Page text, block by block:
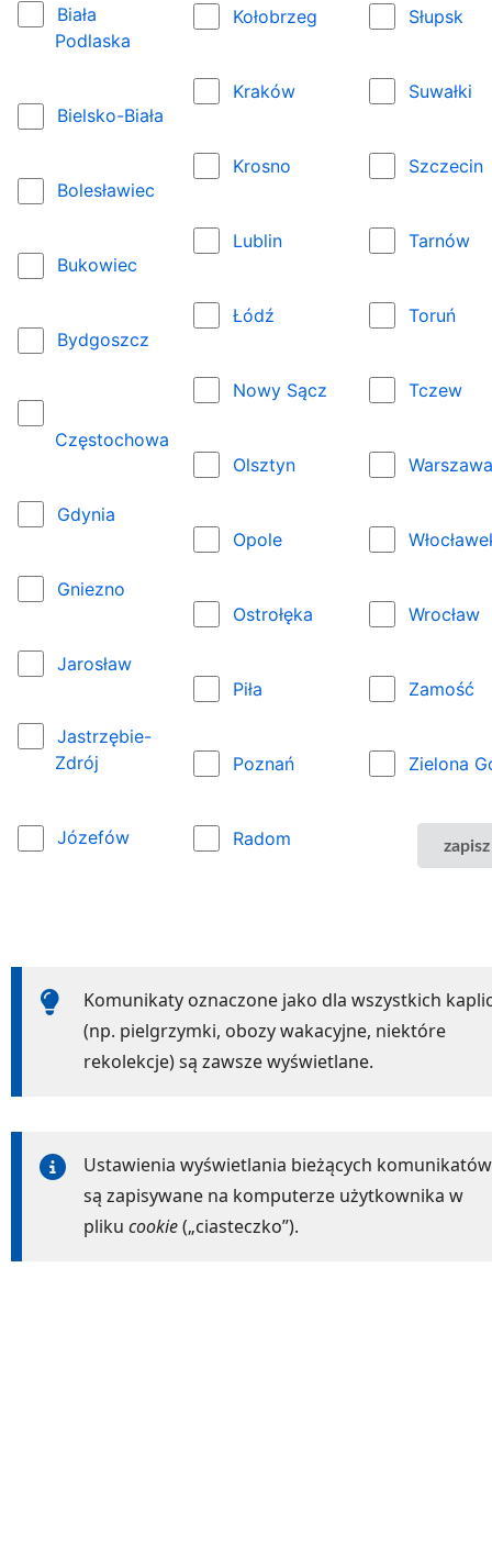
Biała
Podlaska
Bielsko-Biała
Bolesławiec
Bukowiec
Bydgoszcz
Częstochowa
Gdynia
Gniezno
Jarosław
Jastrzębie-
Zdrój
Józefów
Kołobrzeg
Kraków
Krosno
Lublin
Łódź
Nowy Sącz
Olsztyn
Opole
Ostrołęka
Piła
Poznań
Radom
Słupsk
Suwałki
Szczecin
Tarnów
Toruń
Tczew
Warszawa
Wrocław
Zamość
Zielona
zapisz
Komunikaty oznaczone jako dla wszystkich
(np. pielgrzymki, obozy wakacyjne, niektóre
rekolekcje) są zawsze wyświetlane.
Ustawienia wyświetlania bieżących komunikatów
są zapisywane na komputerze użytkownika w
pliku cookie(„ciasteczko”).